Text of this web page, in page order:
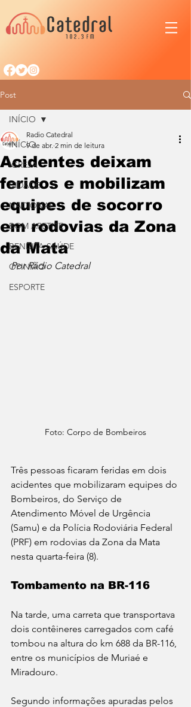
Post
INÍCIO
IGREJA
CIDADE
NACIONAL
BOM APETITE
BENDITA SAÚDE
OPINIÃO
ESPORTE
INÍCIO
Acidentes deixam
feridos e mobilizam
equipes de socorro
em rodovias da Zona
da Mata
Radio Catedral
9 de abr. 2 min de leitura
Por Rádio Catedral
Foto: Corpo de Bombeiros
Três pessoas ficaram feridas em dois
acidentes que mobilizaram equipes do
Bombeiros, do Serviço de
Atendimento Móvel de Urgência
(Samu) e da Polícia Rodoviária Federal
(PRF) em rodovias da Zona da Mata
nesta quarta-feira (8).
Tombamento na BR-116
Na tarde, uma carreta que transportava
dois contêineres carregados com café
tombou na altura do km 688 da BR-116,
entre os municípios de Muriaé e
Miradouro.
Segundo informações apuradas pelos